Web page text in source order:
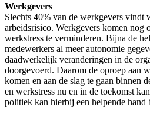
Werkgevers
Slechts 40% van de werkgevers vindt
arbeidsrisico. Werkgevers komen nog
werkstress te verminderen. Bijna de
medewerkers al meer autonomie
daadwerkelijk veranderingen in de
doorgevoerd. Daarom de oproep aan
komen en aan de slag te gaan binnen
en werkstress nu en in de toekomst
politiek kan hierbij een helpende hand